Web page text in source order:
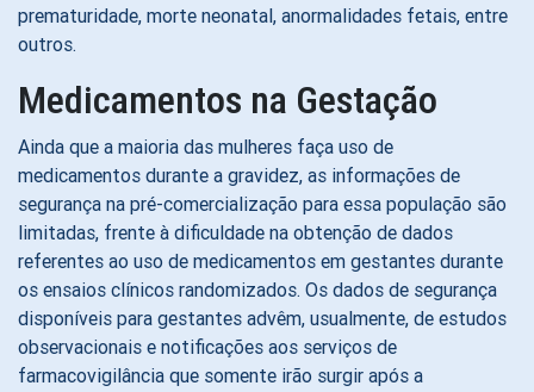
prematuridade, morte neonatal, anormalidades fetais, entre
outros.
Medicamentos na Gestação
Ainda que a maioria das mulheres faça uso de
medicamentos durante a gravidez, as informações de
segurança na pré-comercialização para essa população são
limitadas, frente à dificuldade na obtenção de dados
referentes ao uso de medicamentos em gestantes durante
os ensaios clínicos randomizados. Os dados de segurança
disponíveis para gestantes advêm, usualmente, de estudos
observacionais e notificações aos serviços de
farmacovigilância que somente irão surgir após a